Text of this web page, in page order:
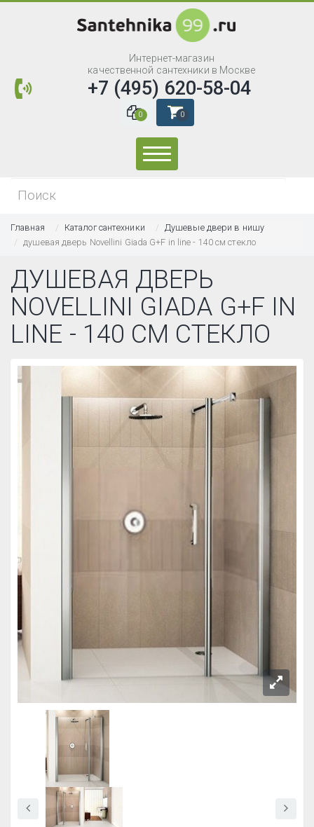
Интернет-магазин
качественной сантехники в Москве
+7 (495) 620-58-04
0 0
Главная Каталог сантехники
Душевые двери в нишу
душевая дверь Novellini Giada G+F in line - 140 см стекло
ДУШЕВАЯ ДВЕРЬ
NOVELLINI GIADA G+F IN
LINE - 140 СМ СТЕКЛО